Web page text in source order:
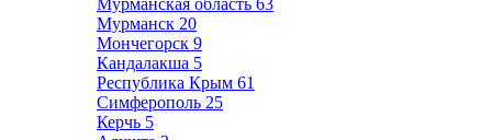
Мурманская область 63
Мурманск 20
Мончегорск 9
Кандалакша 5
Республика Крым 61
Симферополь 25
Керчь 5